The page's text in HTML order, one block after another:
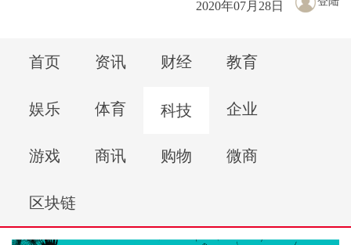
2020年07月28日
首页 资讯 财经 教育
娱乐 体育 科技 企业
游戏 商讯 购物 微商
区块链